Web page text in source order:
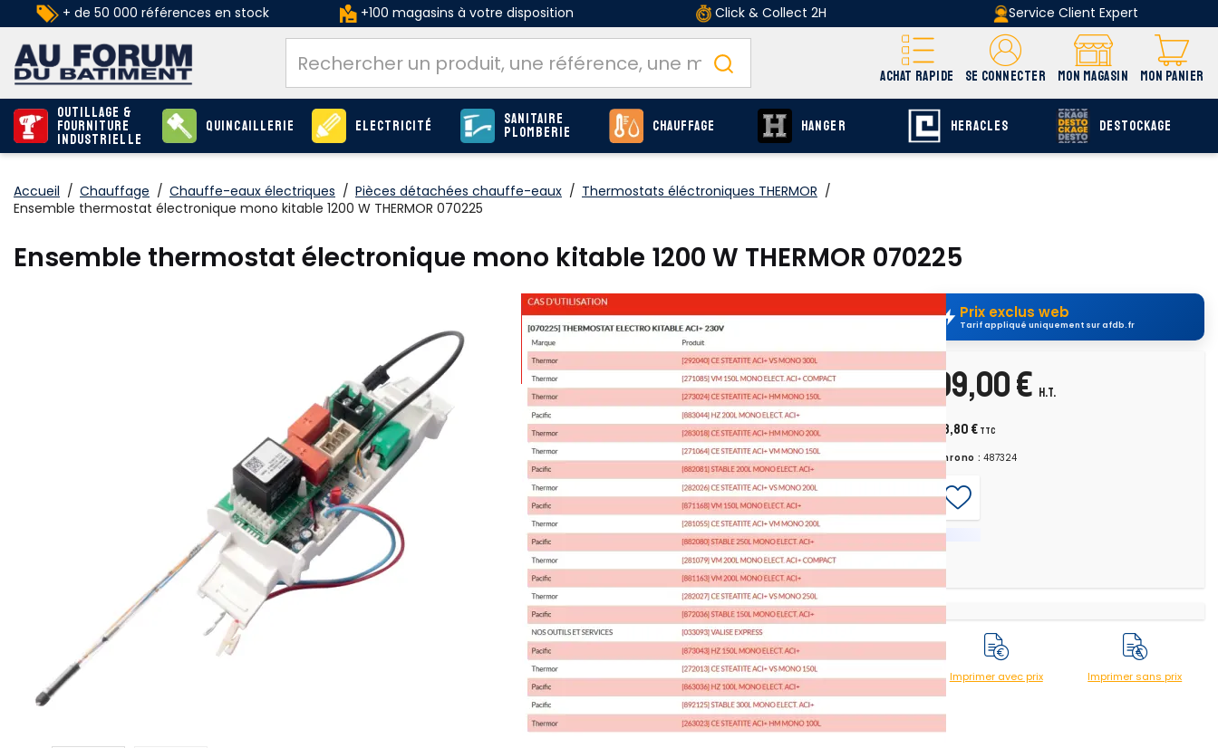
+ de 50 000 références en stock +100 magasins à votre disposition Click & Collect 2H Service Client Expert
ACHAT RAPIDE SE CONNECTER MON MAGASIN MON PANIER
Outillage &
Fourniture
industrielle
Quincaillerie Electricité Sanitaire
Plomberie Chauffage HANGER HERACLES DESTOCKAGE
Accueil / Chauffage / Chauffe-eaux électriques / Pièces détachées chauffe-eaux / Thermostats éléctroniques THERMOR /
Ensemble thermostat électronique mono kitable 1200 W THERMOR 070225
Ensemble thermostat électronique mono kitable 1200 W THERMOR 070225
page C-119
Prix exclus web
Tarif appliqué uniquement sur afdb.fr
99,00 € H.T.
118,80 € TTC
Chrono : 487324
Imprimer avec prix Imprimer sans prix